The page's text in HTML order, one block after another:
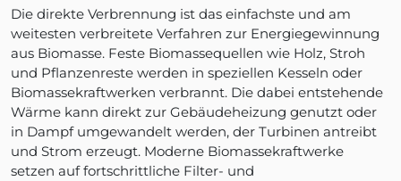
Die direkte Verbrennung ist das einfachste und am
weitesten verbreitete Verfahren zur Energiegewinnung
aus Biomasse. Feste Biomassequellen wie Holz, Stroh
und Pflanzenreste werden in speziellen Kesseln oder
Biomassekraftwerken verbrannt. Die dabei entstehende
Wärme kann direkt zur Gebäudeheizung genutzt oder
in Dampf umgewandelt werden, der Turbinen antreibt
und Strom erzeugt. Moderne Biomassekraftwerke
setzen auf fortschrittliche Filter- und